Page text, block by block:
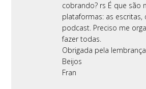
cobrando? rs É que são
plataformas: as escritas,
podcast. Preciso me
fazer todas.
Obrigada pela
Beijos
Fran